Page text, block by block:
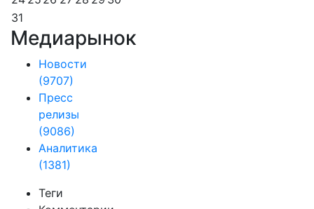
31
Медиарынок
Новости
(9707)
Пресс
релизы
(9086)
Аналитика
(1381)
Теги